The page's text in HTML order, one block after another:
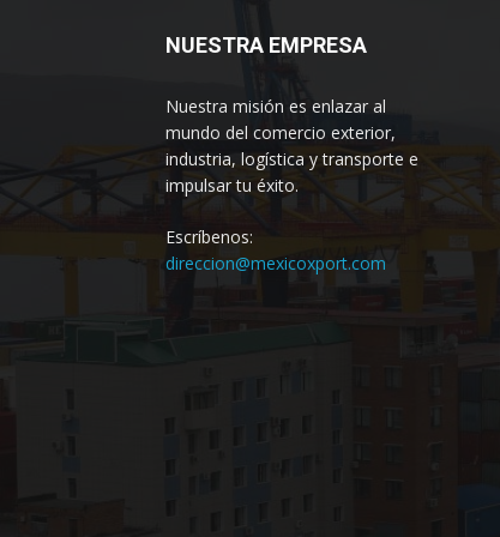
NUESTRA EMPRESA
Nuestra misión es enlazar al
mundo del comercio exterior,
industria, logística y transporte e
impulsar tu éxito.
Escríbenos:
direccion@mexicoxport.com